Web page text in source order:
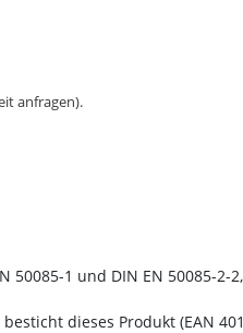
anfragen).
1 und DIN EN 50085-2-
dieses Produkt (EAN